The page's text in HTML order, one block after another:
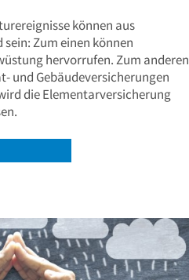
können aus
Zum einen können
hervorrufen. Zum anderen
und Gebäudeversicherungen
die Elementarversicherung